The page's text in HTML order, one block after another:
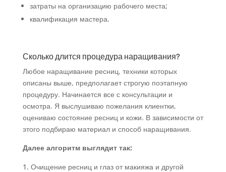
затраты на организацию рабочего места;
квалификация мастера.
Сколько длится процедура наращивания?
Любое наращивание ресниц, техники которых
описаны выше, предполагает строгую поэтапную
процедуру. Начинается все с консультации и
осмотра. Я выслушиваю пожелания клиентки,
оцениваю состояние ресниц и кожи. В зависимости от
этого подбираю материал и способ наращивания.
Далее алгоритм выглядит так:
Очищение ресниц и глаз от макияжа и другой